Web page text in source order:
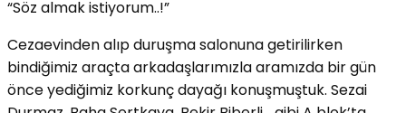
“Söz almak istiyorum..!”
Cezaevinden alıp duruşma salonuna getirilirken
bindiğimiz araçta arkadaşlarımızla aramızda bir gün
önce yediğimiz korkunç dayağı konuşmuştuk. Sezai